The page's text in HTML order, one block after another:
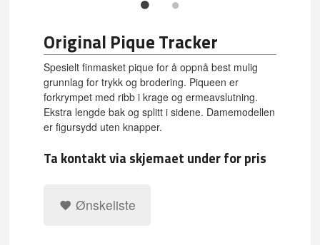
Original Pique Tracker
Spesielt finmasket pique for å oppnå best mulig
grunnlag for trykk og brodering. Piqueen er
forkrympet med ribb i krage og ermeavslutning.
Ekstra lengde bak og splitt i sidene. Damemodellen
er figursydd uten knapper.
Ta kontakt via skjemaet under for pris
Ønskeliste